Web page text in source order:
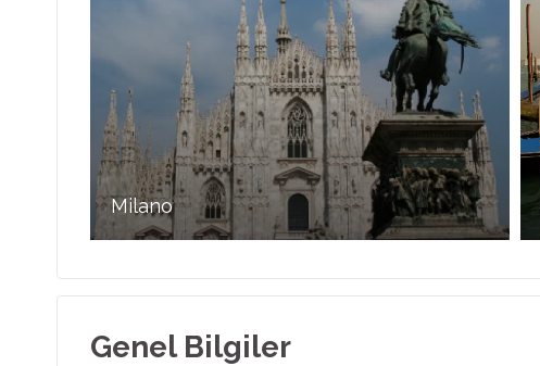
Milano
Genel Bilgiler